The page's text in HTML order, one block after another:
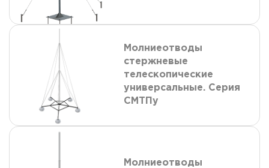
Молниеотводы
стержневые
телескопические
универсальные. Серия
СМТПу
Молниеотводы